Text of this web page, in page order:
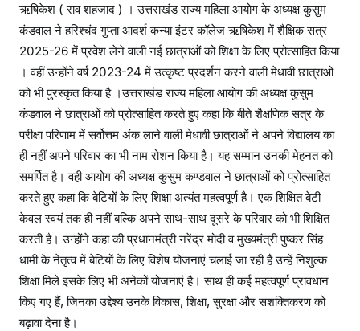
ऋषिकेश ( राव शहजाद ) । उत्तराखंड राज्य महिला आयोग के अध्यक्ष कुसुम
कंडवाल ने हरिश्चंद गुप्ता आदर्श कन्या इंटर कॉलेज ऋषिकेश में शैक्षिक सत्र
2025-26 में प्रवेश लेने वाली नई छात्राओं को शिक्षा के लिए प्रोत्साहित किया
। वहीं उन्होंने वर्ष 2023-24 में उत्कृष्ट प्रदर्शन करने वाली मेधावी छात्राओं
को भी पुरस्कृत किया है ।उत्तराखंड राज्य महिला आयोग की अध्यक्ष कुसुम
कंडवाल ने छात्राओं को प्रोत्साहित करते हुए कहा कि बीते शैक्षणिक सत्र के
परीक्षा परिणाम में सर्वोत्तम अंक लाने वाली मेधावी छात्राओं ने अपने विद्यालय का
ही नहीं अपने परिवार का भी नाम रोशन किया है। यह सम्मान उनकी मेहनत को
समर्पित है। वही आयोग की अध्यक्ष कुसुम कण्डवाल ने छात्राओं को प्रोत्साहित
करते हुए कहा कि बेटियों के लिए शिक्षा अत्यंत महत्वपूर्ण है। एक शिक्षित बेटी
केवल स्वयं तक ही नहीं बल्कि अपने साथ-साथ दूसरे के परिवार को भी शिक्षित
करती है। उन्होंने कहा की प्रधानमंत्री नरेंद्र मोदी व मुख्यमंत्री पुष्कर सिंह
धामी के नेतृत्व में बेटियों के लिए विशेष योजनाएं चलाई जा रही हैं उन्हें निशुल्क
शिक्षा मिले इसके लिए भी अनेकों योजनाएं है। साथ ही कई महत्वपूर्ण प्रावधान
किए गए हैं, जिनका उद्देश्य उनके विकास, शिक्षा, सुरक्षा और सशक्तिकरण को
बढ़ावा देना है।